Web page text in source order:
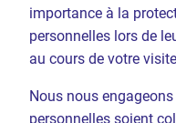
importance à la
personnelles lors de
au cours de votre
Nous nous
personnelles soient